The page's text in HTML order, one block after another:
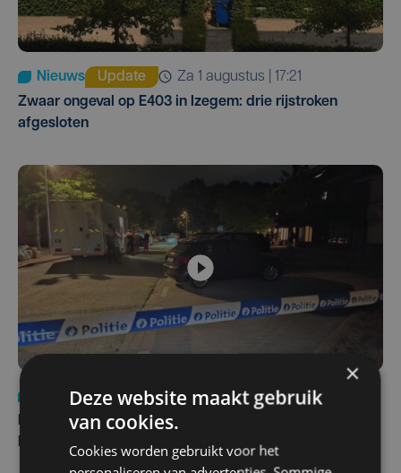
Nieuws Update
za 1 augustus | 17:21
Zwaar ongeval op E403 in Izegem: drie rijstroken
afgesloten
Nieuws
di 4 augustus | 09:32
Man en vrouw dood aangetroffen in woning in Sint-
Pieters Brugge
×
Deze website maakt gebruik
van cookies.
Cookies worden gebruikt voor het